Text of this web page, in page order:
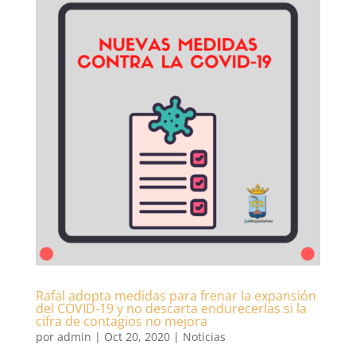
Rafal adopta medidas para frenar la expansión
del COVID-19 y no descarta endurecerlas si la
cifra de contagios no mejora
por admin | Oct 20, 2020| Noticias